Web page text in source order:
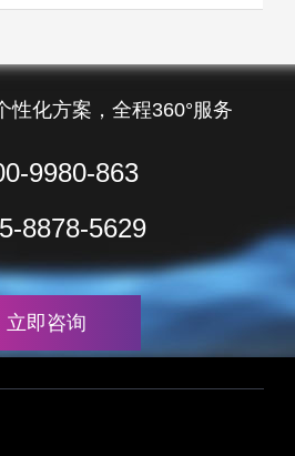
性化方案，全程360°服务
9980-863
8878-5629
立即咨询